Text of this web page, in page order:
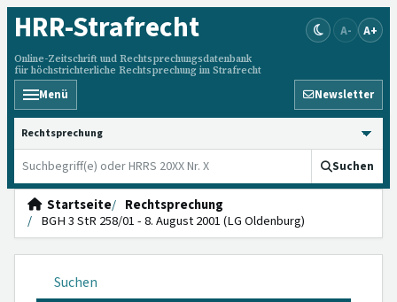
HRR-Strafrecht
Online-Zeitschrift und Rechtsprechungsdatenbank
für höchstrichterliche Rechtsprechung im Strafrecht
A- A+
Menü Newsletter
HRRS durchsuchen
Suchen
Startseite
Rechtsprechung
BGH 3 StR 258/01 - 8. August 2001 (LG Oldenburg)
Suchen